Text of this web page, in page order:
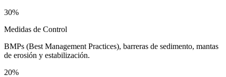
30%
Medidas de Control
BMPs (Best Management Practices), barreras de sedimento, mantas
de erosión y estabilización.
20%